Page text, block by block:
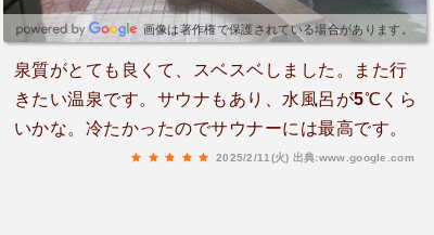
画像は著作権で保護されている場合があります。
泉質がとても良くて、スベスベしました。また行
きたい温泉です。サウナもあり、水風呂が5℃くら
いかな。冷たかったのでサウナーには最高です。
2025/2/11(火) 出典:www.google.com